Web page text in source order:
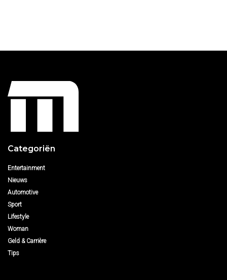
Categoriën
Entertainment
Nieuws
Automotive
Sport
Lifestyle
Woman
Geld & Carrière
Tips